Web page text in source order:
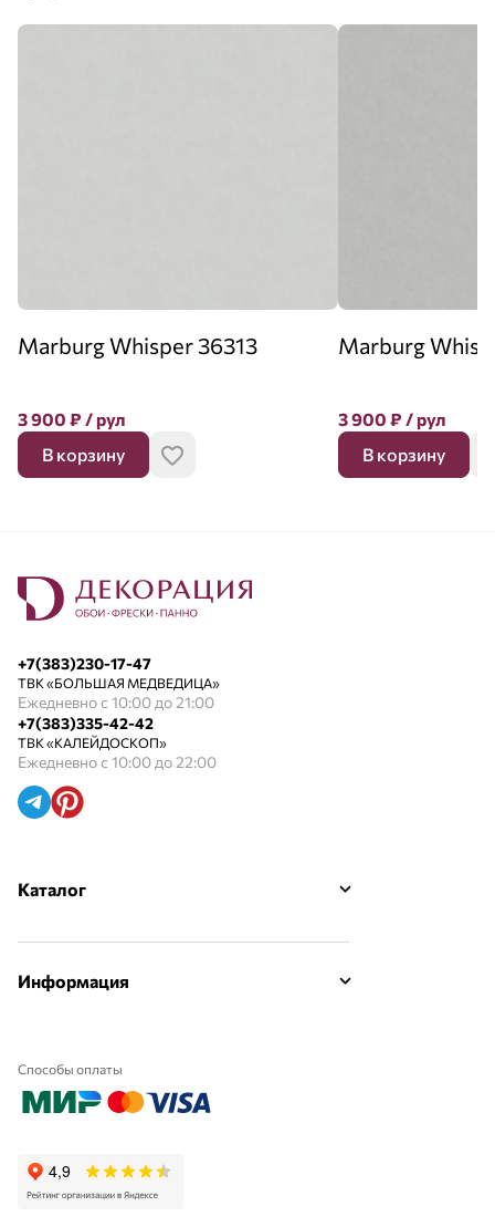
Marburg Whisper 36313
3 900 ₽ / рул
В корзину
Marburg
3 900 ₽ / рул
В корзину
+7(383)230-17-47
ТВК «БОЛЬШАЯ МЕДВЕДИЦА»
Ежедневно с 10:00 до 21:00
+7(383)335-42-42
ТВК «КАЛЕЙДОСКОП»
Ежедневно с 10:00 до 22:00
Каталог
Информация
Способы оплаты